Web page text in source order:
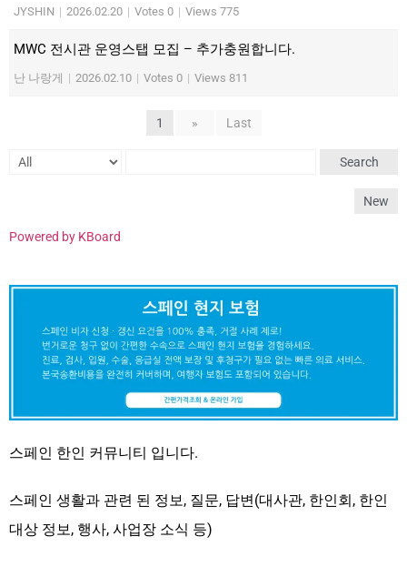
JYSHIN | 2026.02.20 | Votes 0 | Views 775
MWC 전시관 운영스탭 모집 – 추가충원합니다.
난 나랑게 | 2026.02.10 | Votes 0 | Views 811
1 » Last
Search
New
Powered by KBoard
스페인 한인 커뮤니티 입니다.
스페인 생활과 관련 된 정보, 질문, 답변(대사관, 한인회, 한인
대상 정보, 행사, 사업장 소식 등)